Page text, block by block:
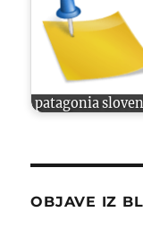
patagonia
OBJAVE IZ